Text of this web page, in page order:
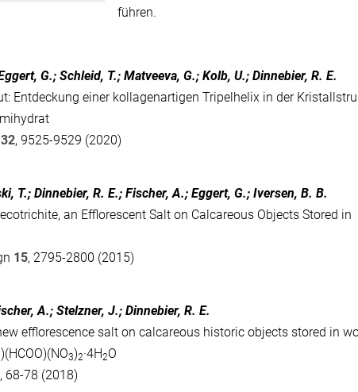
führen.
G.; Schleid, T.; Matveeva, G.; Kolb, U.; Dinnebier, R. E.
Entdeckung einer kollagenartigen Tripelhelix in der
, 9525-9529 (2020)
T.; Dinnebier, R. E.; Fischer, A.; Eggert, G.; Iversen, B. B.
an Efflorescent Salt on Calcareous Objects Stored in
15, 2795-2800 (2015)
A.; Stelzner, J.; Dinnebier, R. E.
efflorescence salt on calcareous historic objects stored in
3)2·4H2O
, 68-78 (2018)